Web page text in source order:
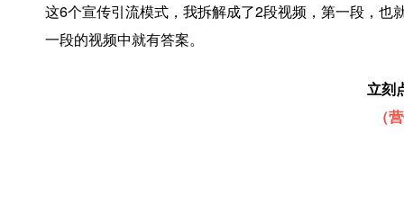
这6个宣传引流模式，我拆解成了2段视频，第一段，也
一段的视频中就有答案。
立刻
（